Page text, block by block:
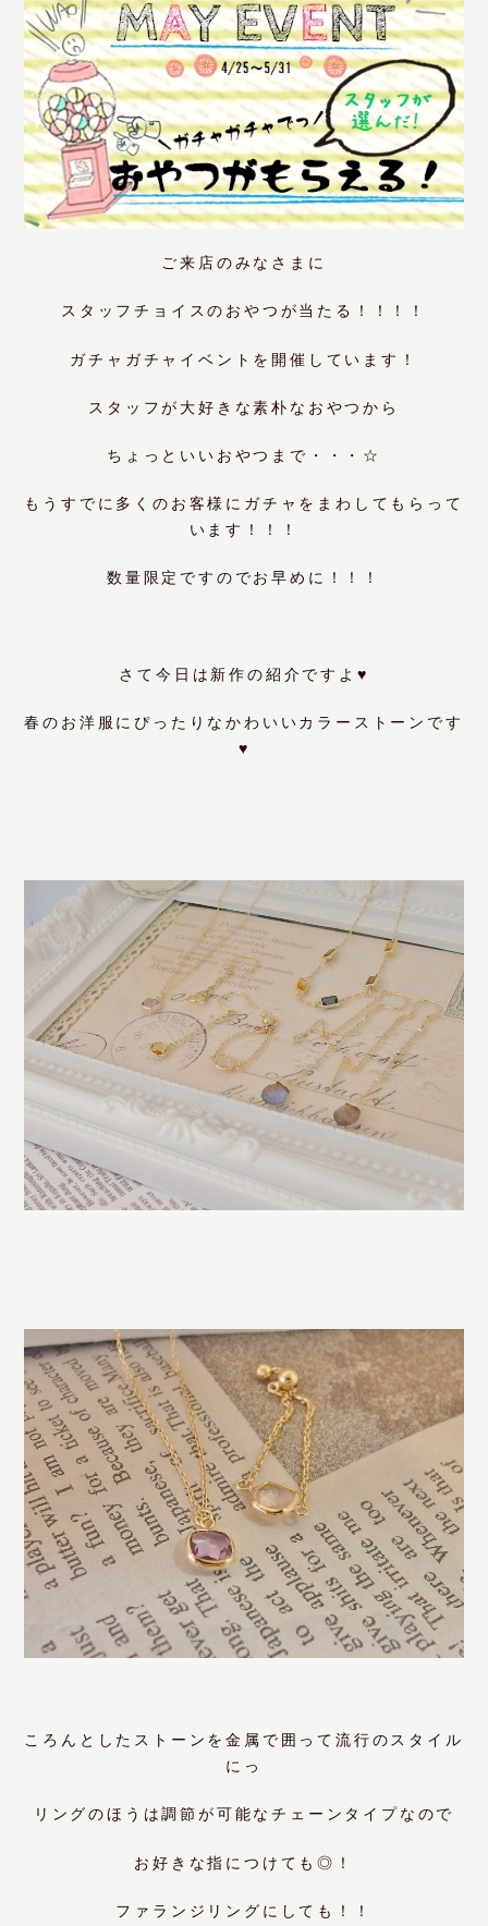
ご来店のみなさまに
スタッフチョイスのおやつが当たる！！！！
ガチャガチャイベントを開催しています！
スタッフが大好きな素朴なおやつから
ちょっといいおやつまで・・・☆
もうすでに多くのお客様にガチャをまわしてもらって
います！！！
数量限定ですのでお早めに！！！
さて今日は新作の紹介ですよ♥
春のお洋服にぴったりなかわいいカラーストーンです
♥
ころんとしたストーンを金属で囲って流行のスタイル
にっ
リングのほうは調節が可能なチェーンタイプなので
お好きな指につけても◎！
ファランジリングにしても！！